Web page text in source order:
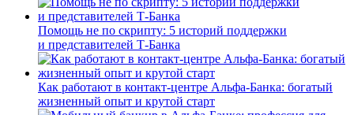
Помощь не по скрипту: 5 историй поддержки
и представителей Т-Банка
Как работают в контакт-центре Альфа-Банка: богатый
жизненный опыт и крутой старт